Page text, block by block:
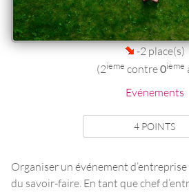
-2 place(s)
(2ieme contre0ieme
Evénements
4 POINTS
Organiser un événement
du savoir-faire. En tant que chef